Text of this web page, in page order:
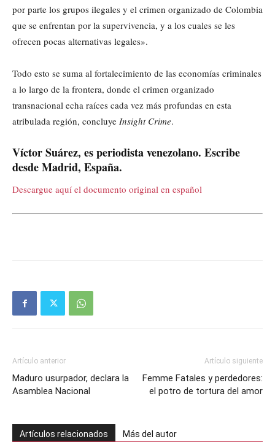
por parte los grupos ilegales y el crimen organizado de Colombia
que se enfrentan por la supervivencia, y a los cuales se les
ofrecen pocas alternativas legales».
Todo esto se suma al fortalecimiento de las economías criminales
a lo largo de la frontera, donde el crimen organizado
transnacional echa raíces cada vez más profundas en esta
atribulada región, concluye Insight Crime.
Víctor Suárez, es periodista venezolano. Escribe
desde Madrid, España.
Descargue aquí el documento original en español
Artículo anterior
Maduro usurpador, declara la
Asamblea Nacional
Artículo siguiente
Femme Fatales y perdedores:
el potro de tortura del amor
Artículos relacionados Más del autor